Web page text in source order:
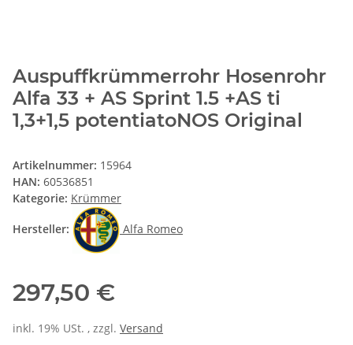
Auspuffkrümmerrohr Hosenrohr
Alfa 33 + AS Sprint 1.5 +AS ti
1,3+1,5 potentiatoNOS Original
Artikelnummer: 15964
HAN: 60536851
Kategorie: Krümmer
Hersteller: Alfa Romeo
297,50 €
inkl. 19% USt. , zzgl. Versand